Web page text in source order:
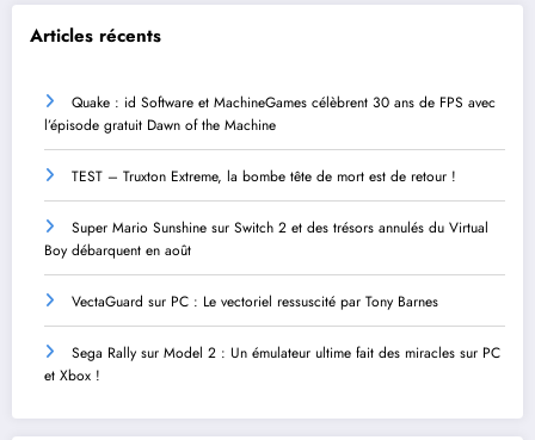
Articles récents
Quake : id Software et MachineGames célèbrent 30 ans de FPS avec
l’épisode gratuit Dawn of the Machine
TEST – Truxton Extreme, la bombe tête de mort est de retour !
Super Mario Sunshine sur Switch 2 et des trésors annulés du Virtual
Boy débarquent en août
VectaGuard sur PC : Le vectoriel ressuscité par Tony Barnes
Sega Rally sur Model 2 : Un émulateur ultime fait des miracles sur PC
et Xbox !